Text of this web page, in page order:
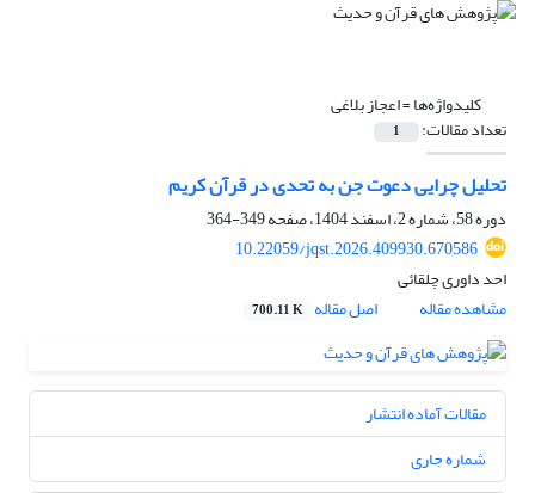
کلیدواژه‌ها =اعجاز بلاغی
تعداد مقالات: 1
تحلیل چرایی دعوت جن به تحدی در قرآن کریم‏
دوره 58، شماره 2، اسفند 1404، صفحه
349-364
10.22059/jqst.2026.409930.670586
احد داوری چلقائی
مشاهده مقاله
اصل مقاله 700.11 K
مقالات آماده انتشار
شماره جاری